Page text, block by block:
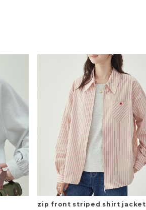
zip front striped shirt jacket